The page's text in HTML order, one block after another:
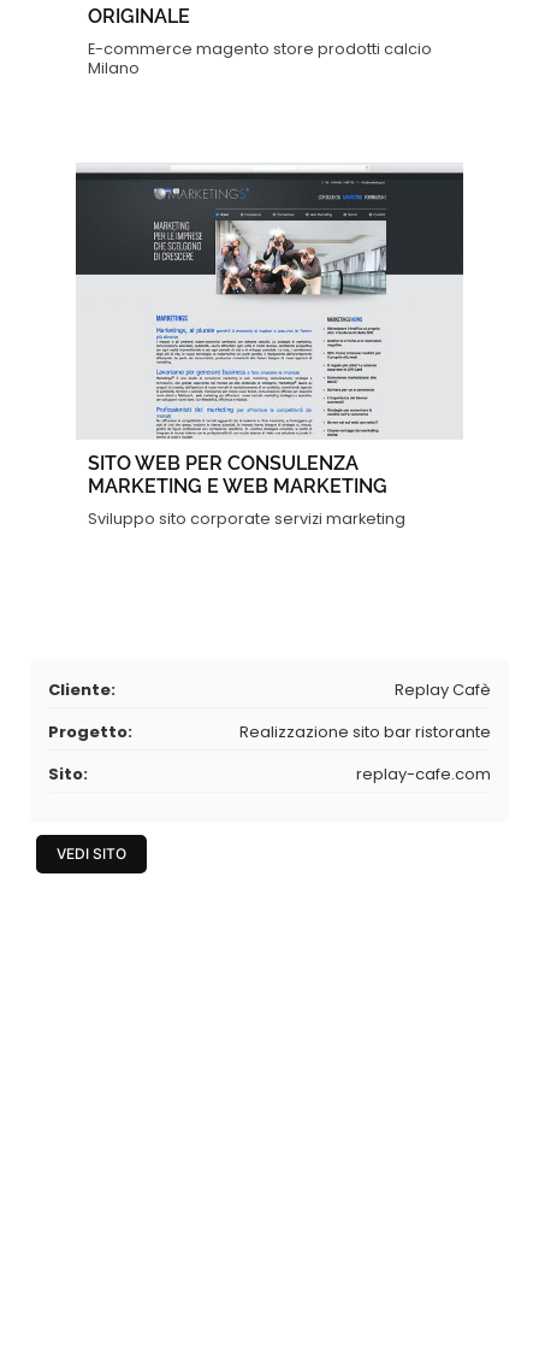
ORIGINALE
E-commerce magento store prodotti calcio
Milano
SITO WEB PER CONSULENZA
MARKETING E WEB MARKETING
Sviluppo sito corporate servizi marketing
Cliente:
Replay Cafè
Progetto:
Realizzazione sito bar ristorante
Sito:
replay-cafe.com
VEDI SITO